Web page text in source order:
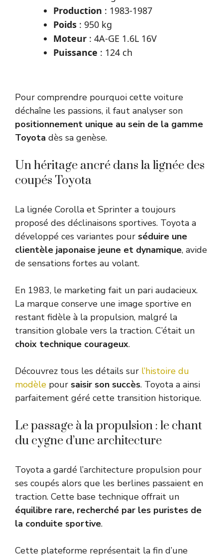
Production : 1983-1987
Poids: 950 kg
Moteur: 4A-GE 1.6L 16V
Puissance : 124 ch
Pour comprendre pourquoi cette voiture
déchaîne les passions, il faut analyser son
positionnement unique au sein de la gamme
Toyota dès sa genèse.
Un héritage ancré dans la lignée des
coupés Toyota
La lignée Corolla et Sprinter a toujours
proposé des déclinaisons sportives. Toyota a
développé ces variantes pour séduire une
clientèle japonaise jeune et dynamique, avide
de sensations fortes au volant.
En 1983, le marketing fait un pari audacieux.
La marque conserve une image sportive en
restant fidèle à la propulsion, malgré la
transition globale vers la traction. C’était un
choix technique courageux.
Découvrez tous les détails sur l’histoire du
modèle pour saisir son succès. Toyota a ainsi
parfaitement géré cette transition historique.
Le passage à la propulsion : le chant
du cygne d’une architecture
Toyota a gardé l’architecture propulsion pour
ses coupés alors que les berlines passaient en
traction. Cette base technique offrait un
équilibre rare, recherché par les puristes de
la conduite sportive.
Cette plateforme représentait la fin d’une